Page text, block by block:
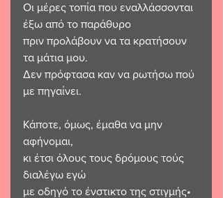
Οι μέρες τοπία που εναλλάσσονται
έξω από το παράθυρο
πριν προλάβουν να τα κρατήσουν
τα μάτια μου.
Δεν πρόφτασα καν να ρωτήσω πού
με πηγαίνει.
Κάποτε, όμως, έμαθα να μην
αφήνομαι,
κι έτσι όλους τους δρόμους τούς
διαλέγω εγώ
με οδηγό το ένστικτο της στιγμής•